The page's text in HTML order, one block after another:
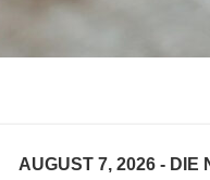
AUGUST 7, 2026 - DIE